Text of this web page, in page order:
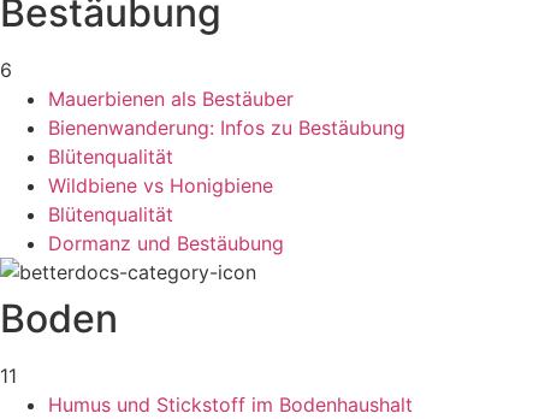
Bestäubung
6
Mauerbienen als Bestäuber
Bienenwanderung: Infos zu Bestäubung
Blütenqualität
Wildbiene vs Honigbiene
Blütenqualität
Dormanz und Bestäubung
Boden
11
Humus und Stickstoff im Bodenhaushalt